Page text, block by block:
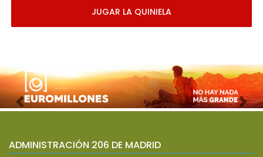
JUGAR LA QUINIELA
Imagen anterior
ADMINISTRACIÓN 206 DE MADRID